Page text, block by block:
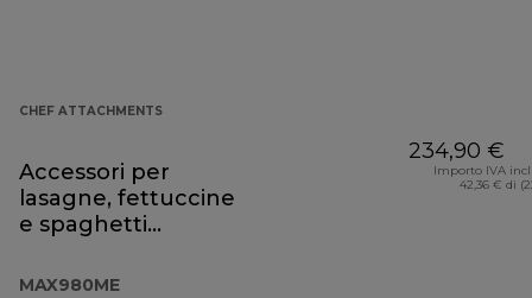
CHEF ATTACHMENTS
Accessori per
lasagne, fettuccine
e spaghetti
MAX980ME
234,90 €
Importo IVA
42,36 € di